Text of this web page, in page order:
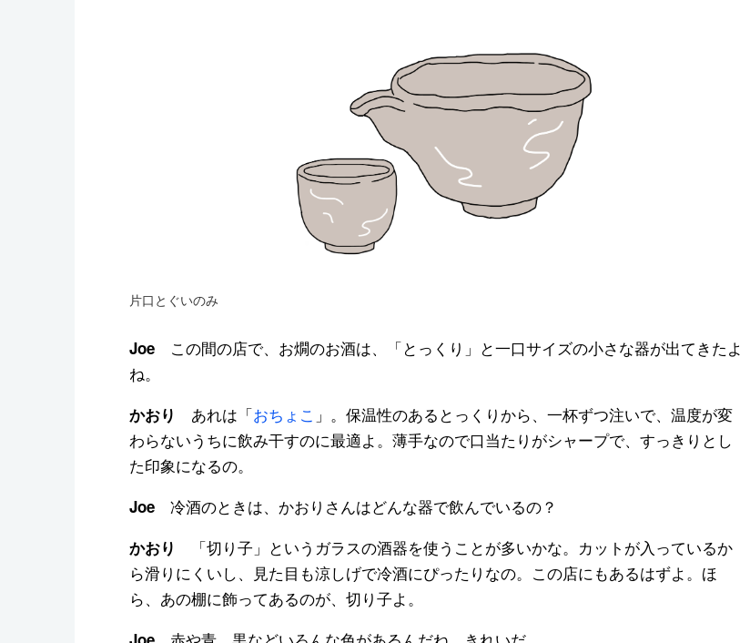
片口とぐいのみ
Joeこの間の店で、お燗のお酒は、「とっくり」と一口サイズの小さな器が出てきたよ
ね。
かおり あれは「おちょこ 」。保温性のあるとっくりから、一杯ずつ注いで、温度が変
わらないうちに飲み干すのに最適よ。薄手なので口当たりがシャープで、すっきりとし
た印象になるの。
Joe冷酒のときは、かおりさんはどんな器で飲んでいるの？
かおり
「切り子」というガラスの酒器を使うことが多いかな。カットが入っているか
ら滑りにくいし、見た目も涼しげで冷酒にぴったりなの。この店にもあるはずよ。ほ
ら、あの棚に飾ってあるのが、切り子よ。